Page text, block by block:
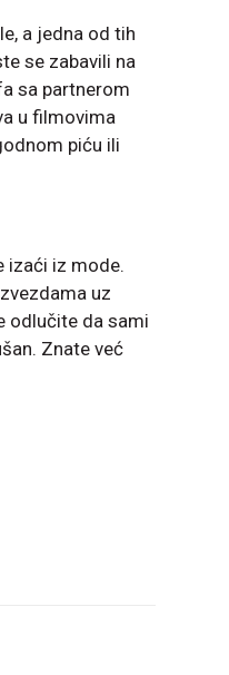
a jedna od tih
se zabavili na
sa partnerom
u filmovima
piću ili
izaći iz mode.
uz
odlučite da sami
Znate već